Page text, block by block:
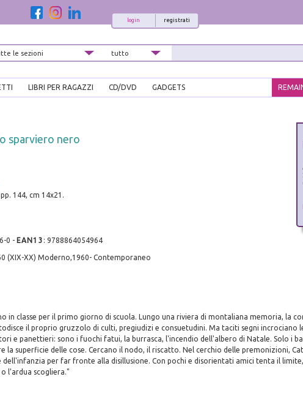
registrati
login
LIBRI PER RAGAZZI CD/DVD GADGETS
sparviero nero
144, cm 14x21.
0 - EAN13 : 9788864054964
(XIX-XX) Moderno,1960- Contemporaneo
in classe per il primo giorno di scuola. Lungo una riviera di montaliana memoria, la
il proprio gruzzolo di culti, pregiudizi e consuetudini. Ma taciti segni incrociano
e panettieri: sono i fuochi fatui, la burrasca, l'incendio dell'albero di Natale. Solo i
la superficie delle cose. Cercano il nodo, il riscatto. Nel cerchio delle premonizioni,
dell'infanzia per far fronte alla disillusione. Con pochi e disorientati amici tenta il
o l'ardua scogliera."